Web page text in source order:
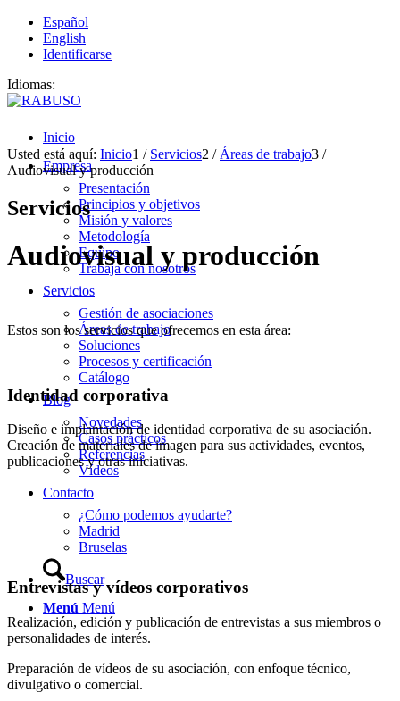
Español
English
Identificarse
Idiomas:
Inicio
Empresa
Presentación
Principios y objetivos
Misión y valores
Metodología
Equipo
Trabaja con nosotros
Servicios
Gestión de asociaciones
Áreas de trabajo
Soluciones
Procesos y certificación
Catálogo
Blog
Novedades
Casos prácticos
Referencias
Vídeos
Contacto
¿Cómo podemos ayudarte?
Madrid
Bruselas
Buscar
Menú Menú
Usted está aquí: Inicio1 / Servicios2 / Áreas de trabajo3 /
Audiovisual y producción
Servicios
Audiovisual y producción
Estos son los servicios que ofrecemos en esta área:
Identidad corporativa
Diseño e implantación de identidad corporativa de su asociación.
Creación de materiales de imagen para sus actividades, eventos,
publicaciones y otras iniciativas.
Entrevistas y vídeos corporativos
Realización, edición y publicación de entrevistas a sus miembros o
personalidades de interés.
Preparación de vídeos de su asociación, con enfoque técnico,
divulgativo o comercial.